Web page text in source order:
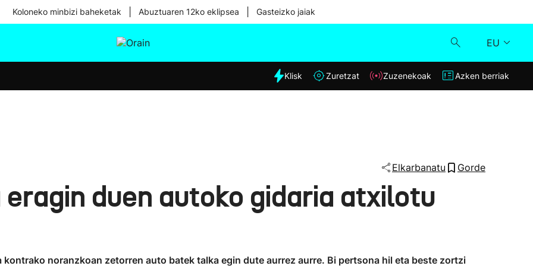
Koloneko minbizi baheketak Abuztuaren 12ko eklipsea Gasteizko jaiak
EU
Eguraldia
Klisk
Klisk Zuretzat Zuzenekoak Azken berriak
Elkarbanatu Gorde
duen autoko gidaria atxilotu
noranzkoan zetorren auto batek talka egin dute aurrez aurre. Bi pertsona hil eta beste zortzi